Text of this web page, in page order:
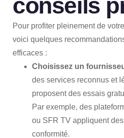
conseils
Pour profiter pleinement de
voici quelques
efficaces :
Choisissez un
des services reconnus et
proposent des essais
Par exemple, des
ou SFR TV appliquent
conformité.